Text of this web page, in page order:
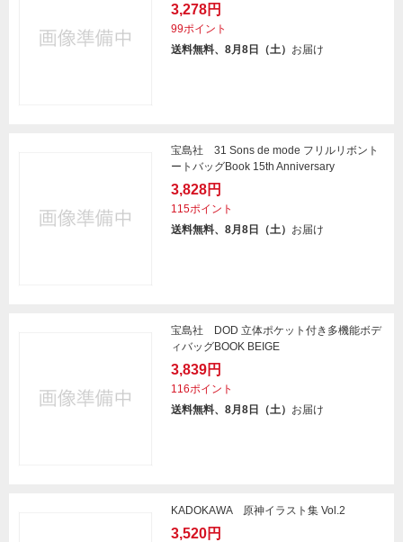
3,278円
99ポイント
送料無料、8月8日（土） お届け
宝島社 31 Sons de mode フリルリボント
ートバッグBook 15th Anniversary
3,828円
115ポイント
送料無料、8月8日（土） お届け
宝島社 DOD 立体ポケット付き多機能ボデ
ィバッグBOOK BEIGE
3,839円
116ポイント
送料無料、8月8日（土） お届け
KADOKAWA 原神イラスト集 Vol.2
3,520円